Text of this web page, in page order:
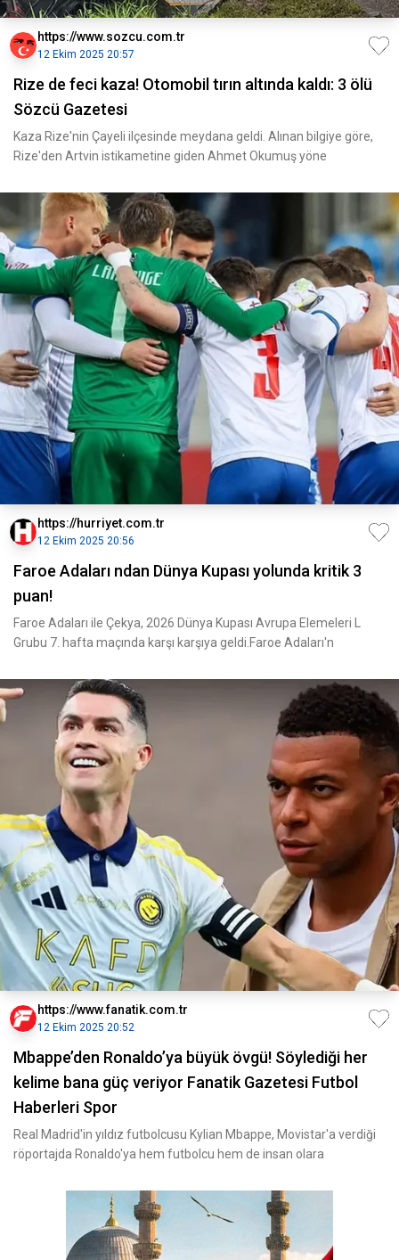
https://www.sozcu.com.tr
12 Ekim 2025 20:57
Rize de feci kaza! Otomobil tırın altında kaldı: 3 ölü
Sözcü Gazetesi
Kaza Rize'nin Çayeli ilçesinde meydana geldi. Alınan bilgiye göre,
Rize'den Artvin istikametine giden Ahmet Okumuş yöne
https://hurriyet.com.tr
12 Ekim 2025 20:56
Faroe Adaları ndan Dünya Kupası yolunda kritik 3
puan!
Faroe Adaları ile Çekya, 2026 Dünya Kupası Avrupa Elemeleri L
Grubu 7. hafta maçında karşı karşıya geldi.Faroe Adaları'n
https://www.fanatik.com.tr
12 Ekim 2025 20:52
Mbappe’den Ronaldo’ya büyük övgü! Söylediği her
kelime bana güç veriyor Fanatik Gazetesi Futbol
Haberleri Spor
Real Madrid'in yıldız futbolcusu Kylian Mbappe, Movistar'a verdiği
röportajda Ronaldo'ya hem futbolcu hem de insan olara